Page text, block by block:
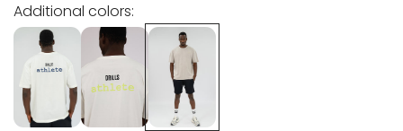
r
r
Additional colors: